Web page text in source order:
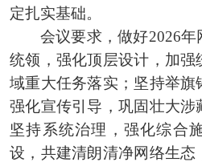
定扎实基础。
会议要求，做好2026
统领，强化顶层设计，加强
域重大任务落实；坚持举旗
强化宣传引导，巩固壮大涉
坚持系统治理，强化综合
设，共建清朗清净网络生